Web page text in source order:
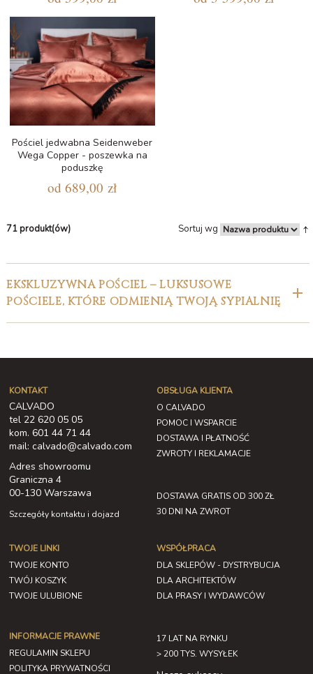
Pościel jedwabna Seidenweber
Wega Copper - poszewka na
poduszkę
od 689,00 zł
71 produkt(ów) Sortuj wg
EKSKLUZYWNA POŚCIEL – LUKSUSOWE
POŚCIELE, KTÓRE ODMIENIĄ TWOJĄ SYPIALNIĘ
KONTAKT
CALVADO
tel 22 620 05 05
kom. 601 44 71 44
mail: calvado@calvado.com
Adres showroomu
Graniczna 4
00-130 Warszawa
Szczegóły kontaktu i dojazd
OBSŁUGA KLIENTA
O CALVADO
POMOC I WSPARCIE
DOSTAWA I PŁATNOŚĆ
ZWROTY I REKLAMACJE
DOSTAWA GRATIS OD 300 ZŁ
30 DNI NA ZWROT
TWOJE LINKI
TWOJE KONTO
TWÓJ KOSZYK
TWOJE ULUBIONE
INFORMACJE PRAWNE
REGULAMIN SKLEPU
POLITYKA PRYWATNOŚCI
WSPÓŁPRACA
DLA SKLEPÓW - DYSTRYBUCJA
DLA ARCHITEKTÓW
DLA PRASY I WYDAWCÓW
17 LAT NA RYNKU
> 200 TYS. WYSYŁEK